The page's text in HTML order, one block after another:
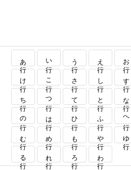
あ行 い行 う行 え行 お行
け行 こ行 さ行 し行 す行
ち行 つ行 て行 と行 な行
の行 は行 ひ行 ふ行 へ行
む行 め行 も行 や行 ゆ行
る行 れ行 ろ行 わ行